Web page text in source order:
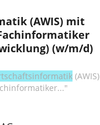
(AWIS) mit
(w/m/d)
(AWIS)